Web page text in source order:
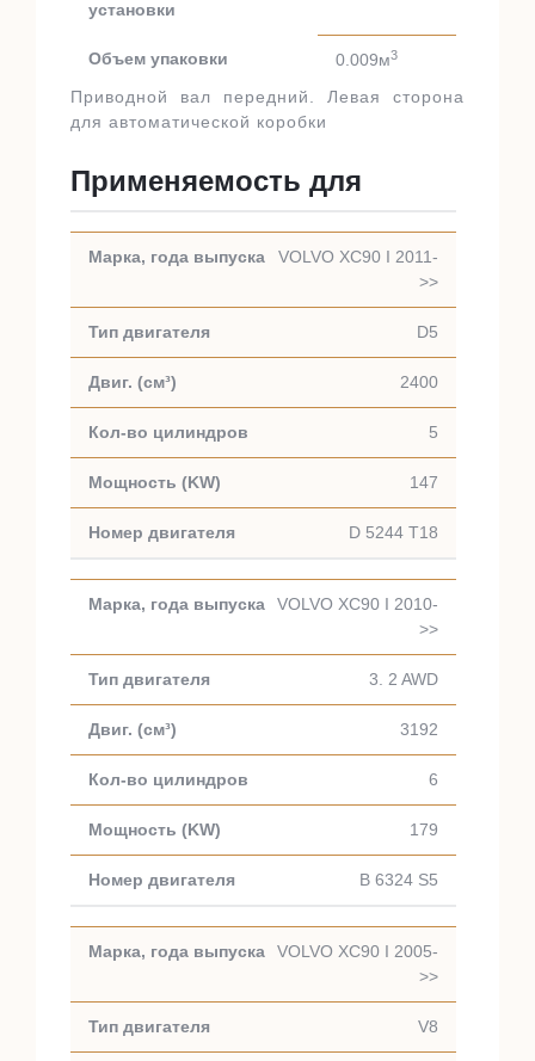
установки
Объем упаковки 0.009м3
Приводной вал передний. Левая сторона
для автоматической коробки
Применяемость для
VOLVO XC90 I 2011-
>>
D5
2400
5
147
D 5244 T18
VOLVO XC90 I 2010-
>>
3. 2 AWD
3192
6
179
B 6324 S5
VOLVO XC90 I 2005-
>>
V8